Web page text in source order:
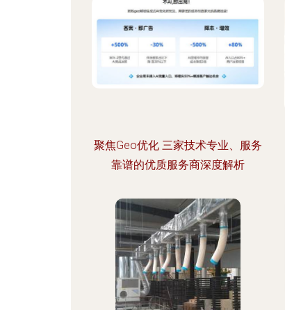
聚焦Geo优化 三家技术专业、服务
靠谱的优质服务商深度解析